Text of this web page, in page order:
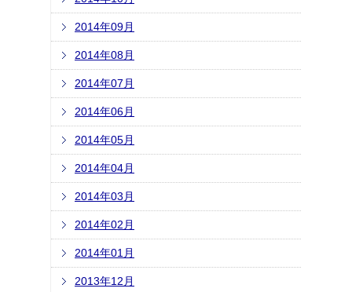
2014年09月
2014年08月
2014年07月
2014年06月
2014年05月
2014年04月
2014年03月
2014年02月
2014年01月
2013年12月